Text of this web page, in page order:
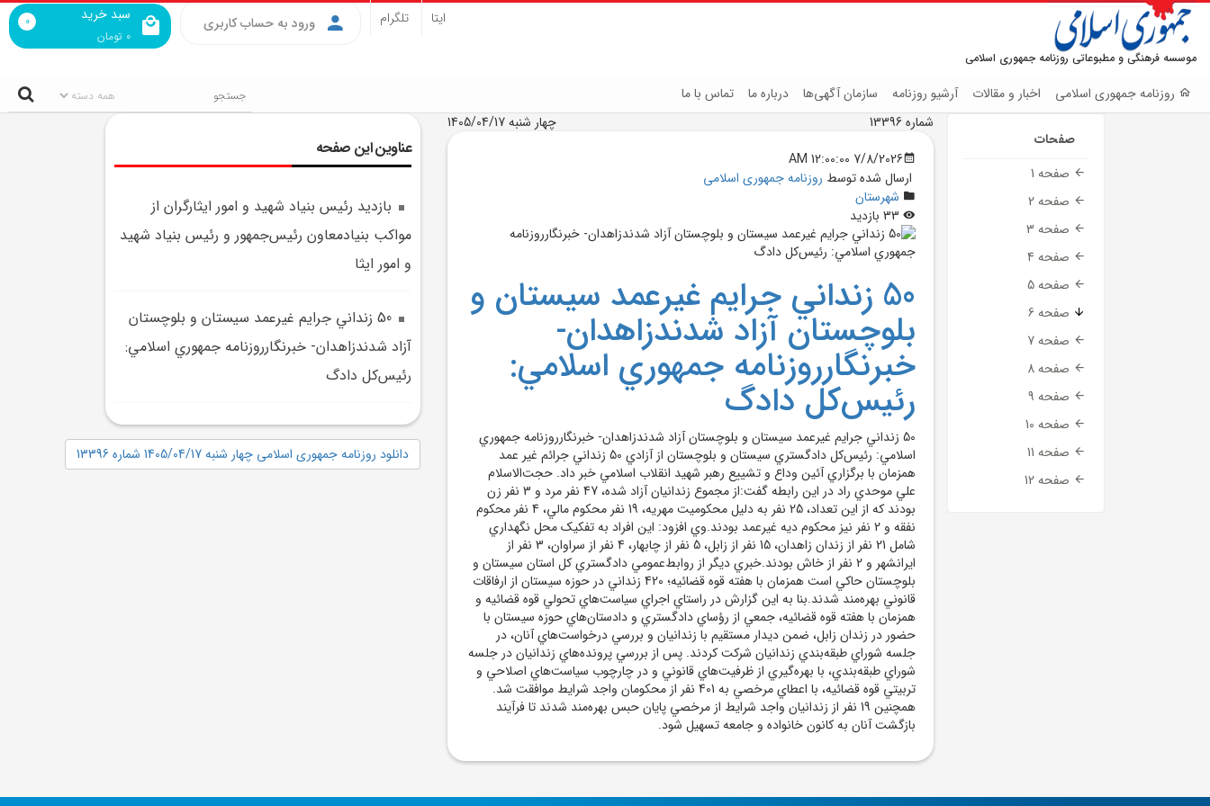
موسسه فرهنگی و مطبوعاتی روزنامه جمهوری اسلامی
سبد خرید
0 تومان
0 ورود به حساب کاربری ایتا تلگرام
روزنامه جمهوری اسلامی اخبار و مقالات آرشیو روزنامه سازمان آگهی‌ها درباره ما تماس با ما
صفحات
صفحه 1
صفحه 2
صفحه 3
صفحه 4
صفحه 5
صفحه 6
صفحه 7
صفحه 8
صفحه 9
صفحه 10
صفحه 11
صفحه 12
شماره 13396
چهار شنبه 1405/04/17
7/8/2026 12:00:00 AM
ارسال شده توسط روزنامه جمهوری اسلامی
شهرستان
50 زنداني جرايم غيرعمد سيستان و
بلوچستان آزاد شدندزاهدان-
خبرنگارروزنامه جمهوري اسلامي:
رئيس‌کل دادگ
50 زنداني جرايم غيرعمد سيستان و بلوچستان آزاد شدندزاهدان- خبرنگارروزنامه جمهوري
اسلامي: رئيس‌کل دادگستري سيستان و بلوچستان از آزادي 50 زنداني جرائم غير عمد
همزمان با برگزاري آئين وداع و تشييع رهبر شهيد انقلاب اسلامي خبر داد. حجت‌الاسلام
علي موحدي راد در اين رابطه گفت:از مجموع زندانيان آزاد شده، 47 نفر مرد و 3 نفر زن
بودند که از اين تعداد، 25 نفر به دليل محکوميت مهريه، 19 نفر محکوم مالي، 4 نفر محکوم
نفقه و 2 نفر نيز محکوم ديه غيرعمد بودند.وي افزود: اين افراد به تفکيک محل نگهداري
شامل 21 نفر از زندان زاهدان، 15 نفر از زابل، 5 نفر از چابهار، 4 نفر از سراوان، 3 نفر از
ايرانشهر و 2 نفر از خاش بودند.خبري ديگر از روابط‌عمومي دادگستري کل استان سيستان و
بلوچستان حاکي است همزمان با هفته قوه قضائيه؛ 420 زنداني در حوزه سيستان از ارفاقات
قانوني بهره‌مند شدند.بنا به اين گزارش در راستاي اجراي سياست‌هاي تحولي قوه قضائيه و
همزمان با هفته قوه قضائيه، جمعي از رؤساي دادگستري و دادستان‌هاي حوزه سيستان با
حضور در زندان زابل، ضمن ديدار مستقيم با زندانيان و بررسي درخواست‌هاي آنان، در
جلسه شوراي طبقه‌بندي زندانيان شرکت کردند. پس از بررسي پرونده‌هاي زندانيان در جلسه
شوراي طبقه‌بندي، با بهره‌گيري از ظرفيت‌هاي قانوني و در چارچوب سياست‌هاي اصلاحي و
تربيتي قوه قضائيه، با اعطاي مرخصي به 401 نفر از محکومان واجد شرايط موافقت شد.
همچنين 19 نفر از زندانيان واجد شرايط از مرخصي پايان حبس بهره‌مند شدند تا فرآيند
بازگشت آنان به کانون خانواده و جامعه تسهيل شود.
عناوین این صفحه
بازديد رئيس بنياد شهيد و امور ايثارگران از
مواکب بنيادمعاون رئيس‌جمهور و رئيس بنياد شهيد
و امور ايثا
50 زنداني جرايم غيرعمد سيستان و بلوچستان
آزاد شدندزاهدان- خبرنگارروزنامه جمهوري اسلامي:
رئيس‌کل دادگ
دانلود روزنامه جمهوری اسلامی چهار شنبه 1405/04/17 شماره 13396